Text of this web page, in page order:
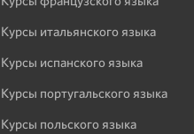
Курсы итальянского языка
Курсы испанского языка
Курсы португальского языка
Курсы польского языка